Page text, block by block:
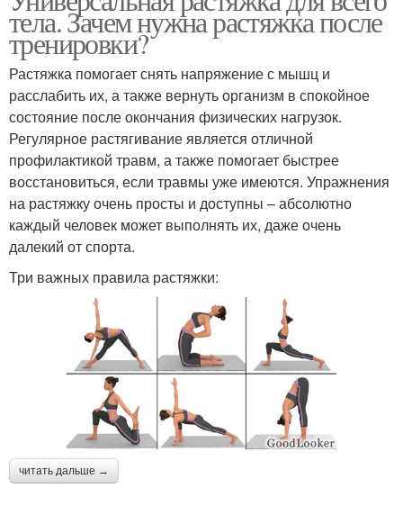
тела. Зачем нужна растяжка после
тренировки?
Растяжка помогает снять напряжение с мышц и
расслабить их, а также вернуть организм в спокойное
состояние после окончания физических нагрузок.
Регулярное растягивание является отличной
профилактикой травм, а также помогает быстрее
восстановиться, если травмы уже имеются. Упражнения
на растяжку очень просты и доступны – абсолютно
каждый человек может выполнять их, даже очень
далекий от спорта.
Три важных правила растяжки:
читать дальше →